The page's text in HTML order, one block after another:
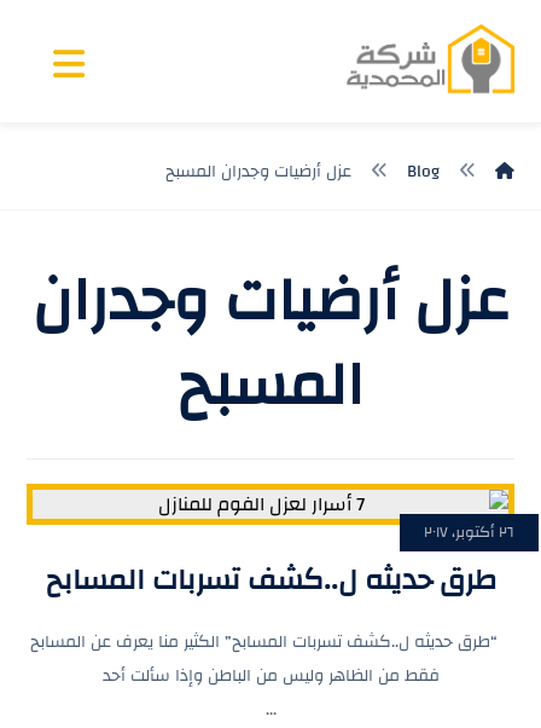
Blog عزل أرضيات وجدران المسبح
عزل أرضيات وجدران
المسبح
طرق حديثه ل..كشف تسربات المسابح
٢٦ أكتوبر، ٢٠١٧
“طرق حديثه ل..كشف تسربات المسابح” الكثير منا يعرف عن المسابح
فقط من الظاهر وليس من الباطن وإذا سألت أحد
...